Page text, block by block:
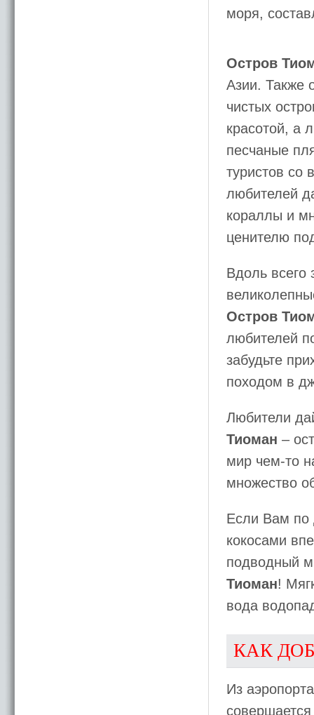
моря,
Остров
Азии. Также
чистых
красотой, а
песчаные
туристов со
любителей
кораллы и
ценителю
Вдоль всего
Остров
любителей
забудьте
походом в
Любители
Тиоман –
мир чем-то
множество
Если Вам по
кокосами
подводный
Тиоман!
вода
КАК
Из